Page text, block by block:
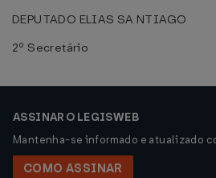
DEPUTADO ELIAS SA NTIAGO
2º Secretário
ASSINAR O LEGISWEB
Mantenha-se informado e atualizado
COMO ASSINAR